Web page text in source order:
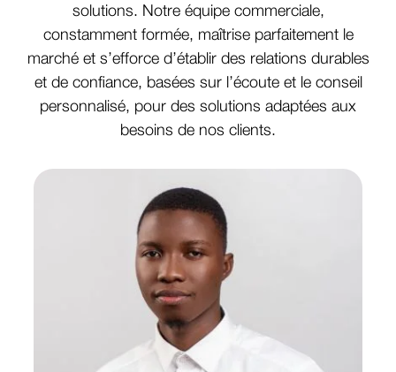
solutions. Notre équipe commerciale,
constamment formée, maîtrise parfaitement le
marché et s’efforce d’établir des relations durables
et de confiance, basées sur l’écoute et le conseil
personnalisé, pour des solutions adaptées aux
besoins de nos clients.